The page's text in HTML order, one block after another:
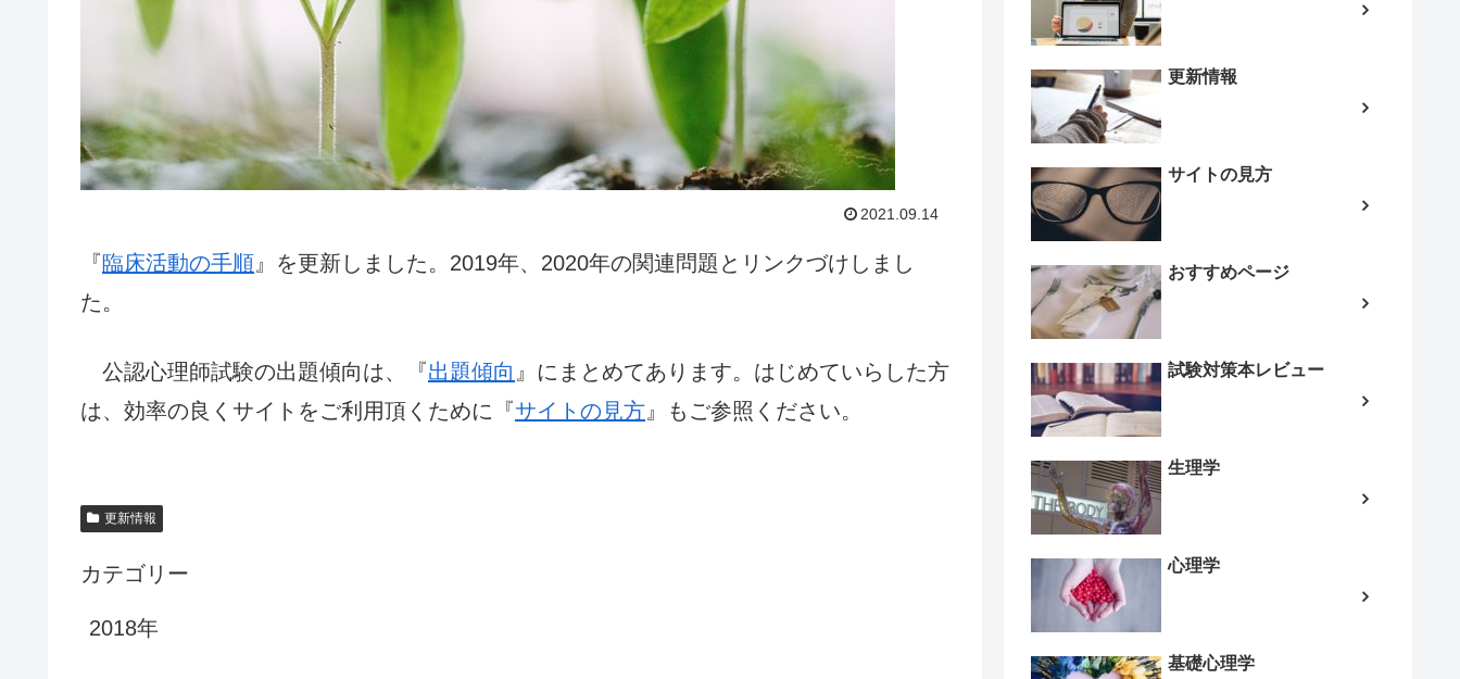
2021.09.14
『臨床活動の手順 』を更新しました。2019年、2020年の関連問題とリンクづけしまし
た。
公認心理師試験の出題傾向は、『出題傾向 』にまとめてあります。はじめていらした方
は、効率の良くサイトをご利用頂くために『サイトの見方 』もご参照ください。
更新情報
カテゴリー
2018年
更新情報
サイトの見方
おすすめページ
試験対策本レビュー
生理学
心理学
基礎心理学